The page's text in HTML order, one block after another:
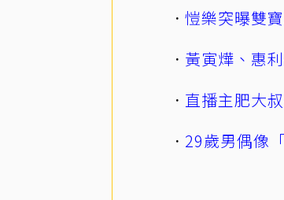
愷樂突曝雙
黃寅燁、惠
直播主肥大
29歲男偶像